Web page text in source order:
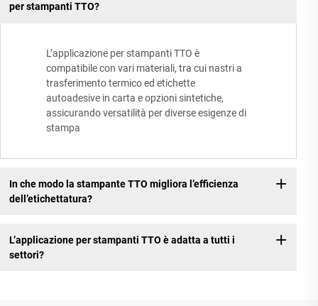
per stampanti TTO?
L’applicazione per stampanti TTO è
compatibile con vari materiali, tra cui nastri a
trasferimento termico ed etichette
autoadesive in carta e opzioni sintetiche,
assicurando versatilità per diverse esigenze di
stampa
In che modo la stampante TTO migliora l’efficienza
dell’etichettatura?
L’applicazione per stampanti TTO è adatta a tutti i
settori?